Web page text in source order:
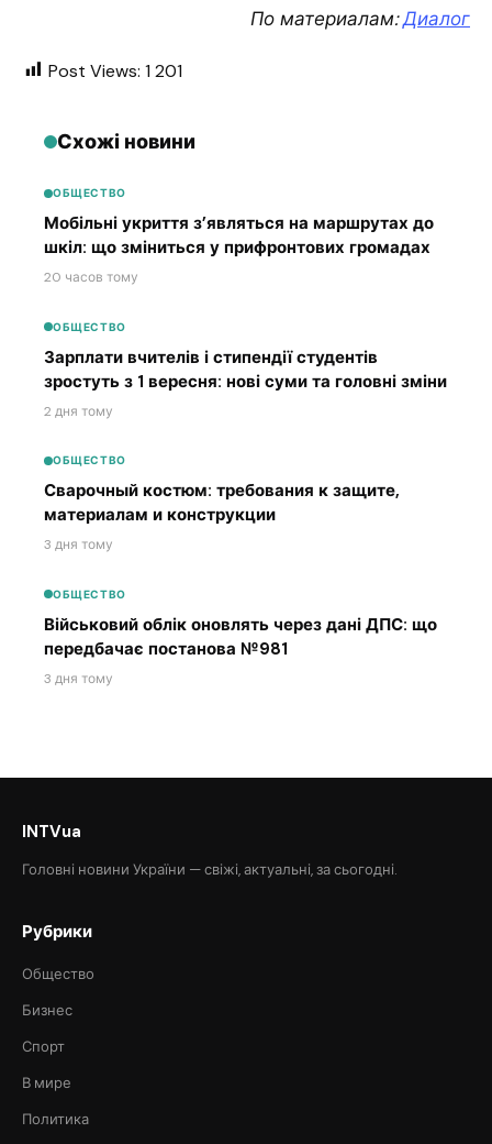
По материалам:Диалог
Post Views: 1 201
Схожі новини
ОБЩЕСТВО
Мобільні укриття з’являться на маршрутах до
шкіл: що зміниться у прифронтових громадах
20 часов тому
ОБЩЕСТВО
Зарплати вчителів і стипендії студентів
зростуть з 1 вересня: нові суми та головні зміни
2 дня тому
ОБЩЕСТВО
Сварочный костюм: требования к защите,
материалам и конструкции
3 дня тому
ОБЩЕСТВО
Військовий облік оновлять через дані ДПС: що
передбачає постанова №981
3 дня тому
INTVua
Головні новини України — свіжі, актуальні, за сьогодні.
Рубрики
Общество
Бизнес
Спорт
В мире
Политика